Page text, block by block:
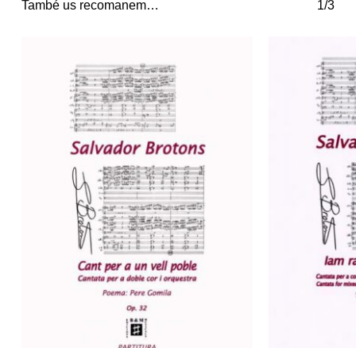
També us recomanem… 1/3